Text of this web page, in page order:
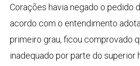
Corações havia negado o pedido
acordo com o entendimento
primeiro grau, ficou comprovado
inadequado por parte do superior